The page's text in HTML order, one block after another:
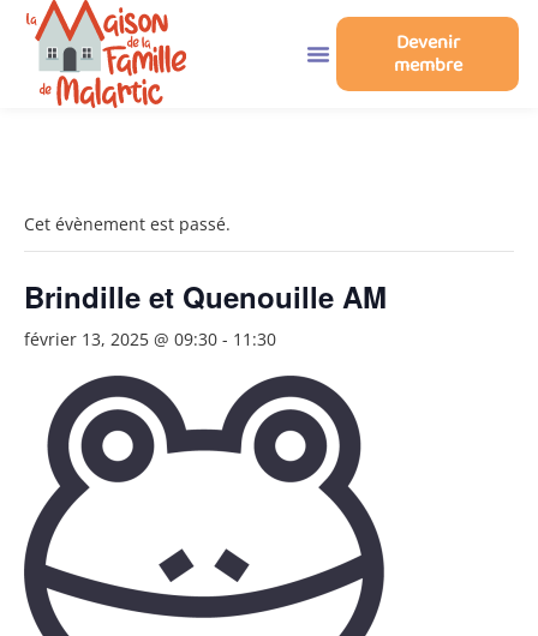
Devenir
membre
Cet évènement est passé.
Brindille et Quenouille AM
février 13, 2025 @ 09:30 - 11:30